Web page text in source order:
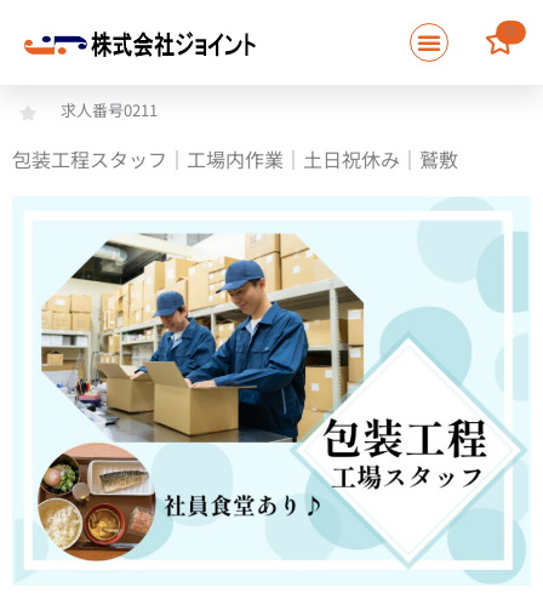
プ
0
求人番号0211
包装工程スタッフ｜工場内作業｜土日祝休み｜鷲敷